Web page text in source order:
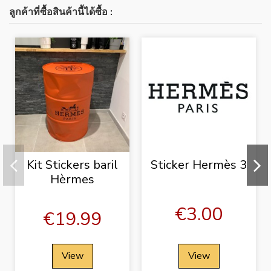
ลูกค้าที่ซื้อสินค้านี้ได้ซื้อ :
Kit Stickers baril
Hèrmes
€19.99
View
Sticker Hermès 3
€3.00
View